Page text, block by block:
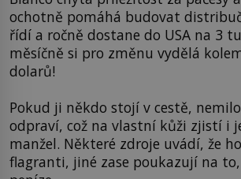
ochotně pomáhá budovat
řídí a ročně dostane do USA na 3
měsíčně si pro změnu vydělá
dolarů!
Pokud ji někdo stojí v cestě,
odpraví, což na vlastní kůži zjistí i
manžel. Některé zdroje uvádí, že
flagranti, jiné zase poukazují na